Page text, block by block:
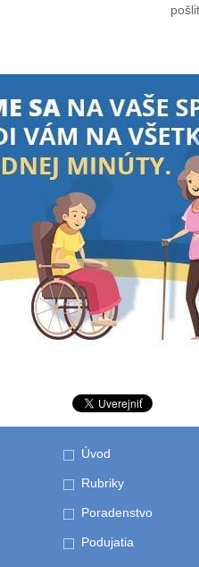
Úvod
Rubriky
Poradenstvo
Podujatia